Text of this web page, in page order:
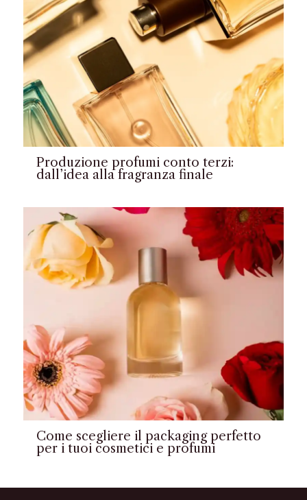
Produzione profumi conto terzi:
dall’idea alla fragranza finale
Come scegliere il packaging perfetto
per i tuoi cosmetici e profumi